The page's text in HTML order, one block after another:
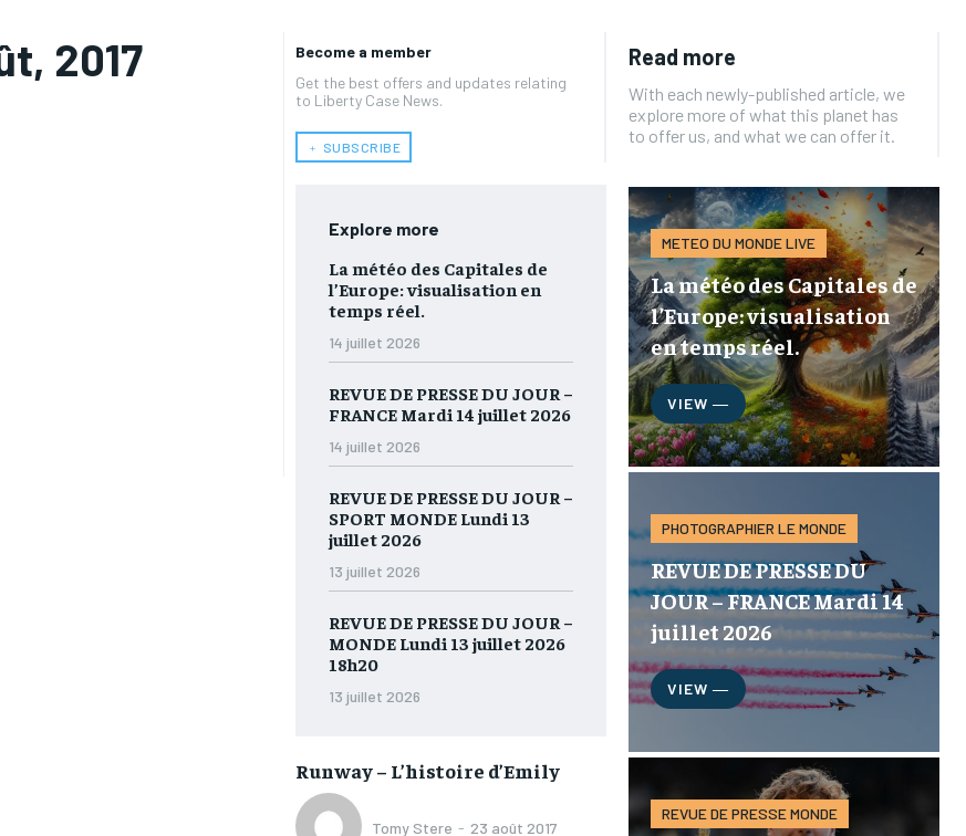
2017
Become a member
Get the best offers and updates relating
to Liberty Case News.
﹢ SUBSCRIBE
Explore more
La météo des Capitales de
l’Europe: visualisation en
temps réel.
14 juillet 2026
REVUE DE PRESSE DU JOUR –
FRANCE Mardi 14 juillet 2026
14 juillet 2026
REVUE DE PRESSE DU JOUR –
SPORT MONDE Lundi 13
juillet 2026
13 juillet 2026
REVUE DE PRESSE DU JOUR –
MONDE Lundi 13 juillet 2026
18h20
13 juillet 2026
Runway – L’histoire d’Emily
Tomy Stere - 23 août 2017
Read more
With each newly-published article, we
explore more of what this planet has
to offer us, and what we can offer it.
METEO DU MONDE LIVE
La météo des Capitales de
l’Europe: visualisation
en temps réel.
VIEW ―
PHOTOGRAPHIER LE MONDE
REVUE DE PRESSE DU
JOUR – FRANCE Mardi 14
juillet 2026
VIEW ―
REVUE DE PRESSE MONDE